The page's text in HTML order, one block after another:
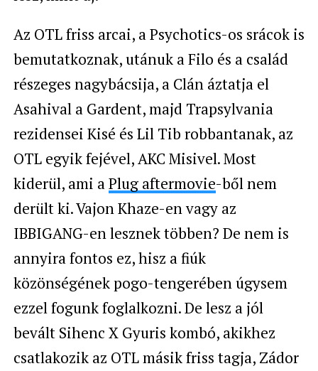
Az OTL friss arcai, a Psychotics-os srácok is
bemutatkoznak, utánuk aFilo és a család
részeges nagybácsija, a Clán áztatja el
Asahival a Gardent, majdTrapsylvania
rezidensei Kisé és Lil Tib robbantanak, az
OTL egyik fejével, AKC Misivel.Most
kiderül, ami aPlug aftermovie-ből nem
derült ki. Vajon Khaze-en vagy az
IBBIGANG-en lesznek többen? De nem is
annyira fontos ez, hisz a fiúk
közönségének pogo-tengerében úgysem
ezzel fogunk foglalkozni. De lesz a jól
bevált Sihenc X Gyuris kombó, akikhez
csatlakozik az OTL másik friss tagja, Zádor